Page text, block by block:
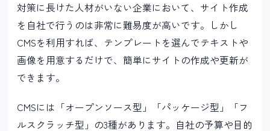
対策に長けた人材がいない企業において、サイト作成
を自社で行うのは非常に難易度が高いです。しかし
CMSを利用すれば、テンプレートを選んでテキストや
画像を用意するだけで、簡単にサイトの作成や更新が
できます。
CMSには「オープンソース型」「パッケージ型」「フ
ルスクラッチ型」の3種があります。自社の予算や目的